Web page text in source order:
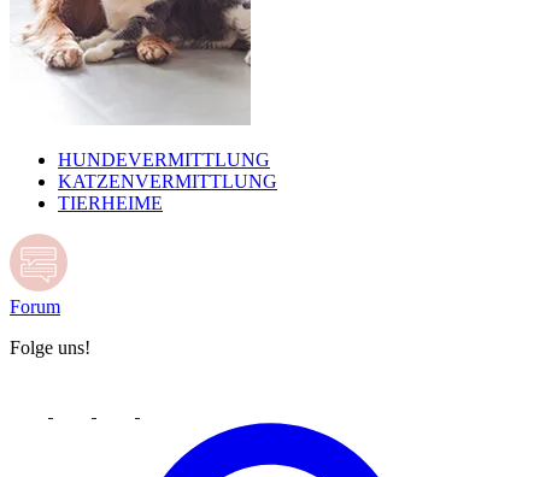
HUNDEVERMITTLUNG
KATZENVERMITTLUNG
TIERHEIME
Forum
Folge uns!